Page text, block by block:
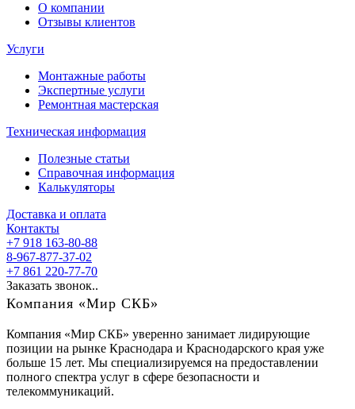
О компании
Отзывы клиентов
Услуги
Монтажные работы
Экспертные услуги
Ремонтная мастерская
Техническая информация
Полезные статьи
Справочная информация
Калькуляторы
Доставка и оплата
Контакты
+7 918 163-80-88
8-967-877-37-02
+7 861 220-77-70
Заказать звонок..
Компания «Мир СКБ»
Компания «Мир СКБ» уверенно занимает лидирующие
позиции на рынке Краснодара и Краснодарского края уже
больше 15 лет. Мы специализируемся на предоставлении
полного спектра услуг в сфере безопасности и
телекоммуникаций.